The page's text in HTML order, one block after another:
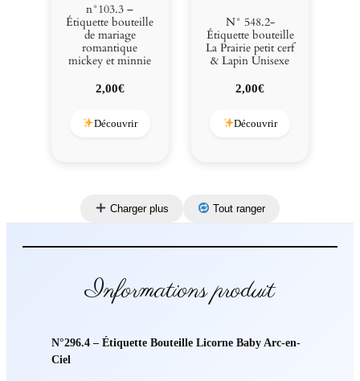
n°103.3 –
Étiquette bouteille
de mariage
romantique
mickey et minnie
2,00€
Découvrir
N° 548.2-
Étiquette bouteille
La Prairie petit cerf
& Lapin Unisexe
2,00€
Découvrir
Charger plus Tout ranger
Informations produit
N°296.4 – Étiquette Bouteille Licorne Baby Arc-en-
Ciel